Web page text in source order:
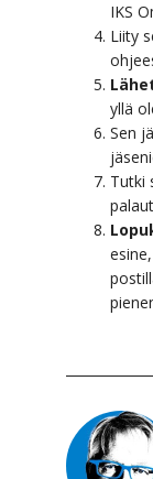
IKS
Liity
yllä
Sen
Tutki